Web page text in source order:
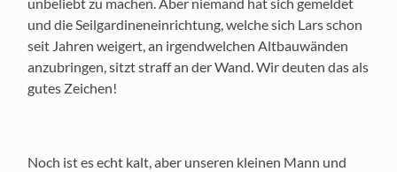
und die Seilgardineneinrichtung, welche sich Lars schon
seit Jahren weigert, an irgendwelchen Altbauwänden
anzubringen, sitzt straff an der Wand. Wir deuten das als
gutes Zeichen!
Noch ist es echt kalt, aber unseren kleinen Mann und